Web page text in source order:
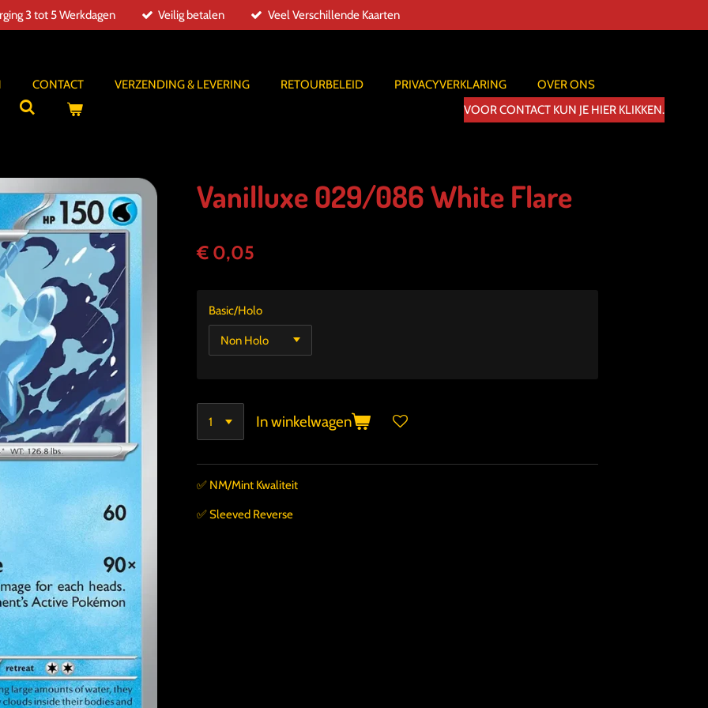
3 tot 5 Werkdagen Veilig betalen Veel Verschillende Kaarten
CONTACT VERZENDING & LEVERING RETOURBELEID PRIVACYVERKLARING
OVER ONS
VOOR CONTACT KUN JE HIER KLIKKEN.
Vanilluxe 029/086 White Flare
€ 0,05
Basic/Holo
In winkelwagen
✅️ NM/Mint Kwaliteit
✅️ Sleeved Reverse